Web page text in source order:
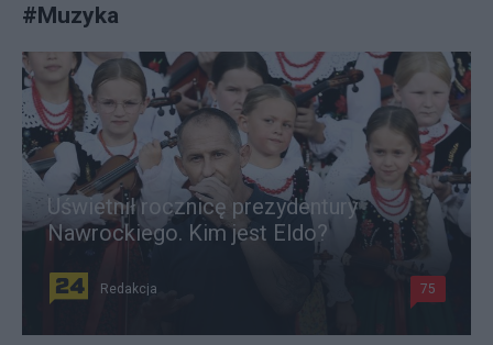
#Muzyka
Uświetnił rocznicę prezydentury
Nawrockiego. Kim jest Eldo?
Redakcja 75